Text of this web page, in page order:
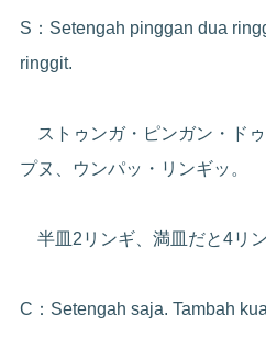
S：Setengah pinggan dua
ringgit.
ストゥンガ・ピンガン・ド
プヌ、ウンパッ・リンギッ。
半皿2リンギ、満皿だと4リン
C：Setengah saja. Tambah